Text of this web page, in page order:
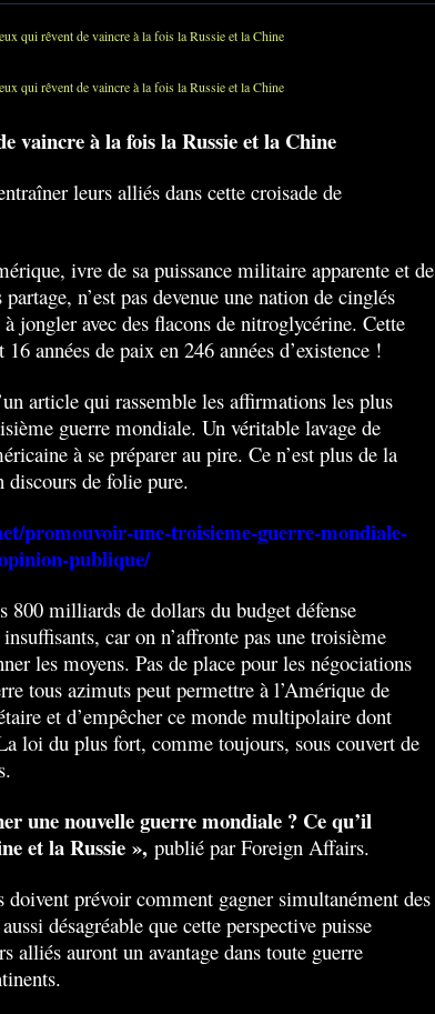
vaincre à la fois la Russie et la Chine
leurs alliés dans cette croisade de
ivre de sa puissance militaire apparente et de
n’est pas devenue une nation de cinglés
jongler avec des flacons de nitroglycérine. Cette
années de paix en 246 années d’existence !
article qui rassemble les affirmations les plus
guerre mondiale. Un véritable lavage de
à se préparer au pire. Ce n’est plus de la
discours de folie pure.
promouvoir-une-troisieme-guerre-mondiale-
publique/
800 milliards de dollars du budget défense
car on n’affronte pas une troisième
les moyens. Pas de place pour les négociations
tous azimuts peut permettre à l’Amérique de
et d’empêcher ce monde multipolaire dont
loi du plus fort, comme toujours, sous couvert de
une nouvelle guerre mondiale ? Ce qu’il
et la Russie », publié par Foreign Affairs.
doivent prévoir comment gagner simultanément des
désagréable que cette perspective puisse
alliés auront un avantage dans toute guerre